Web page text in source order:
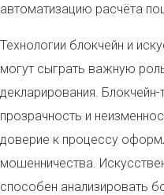
автоматизацию расчёта
Технологии блокчейн и
могут сыграть важную
декларирования.
прозрачность и
доверие к процессу
мошенничества.
способен анализировать